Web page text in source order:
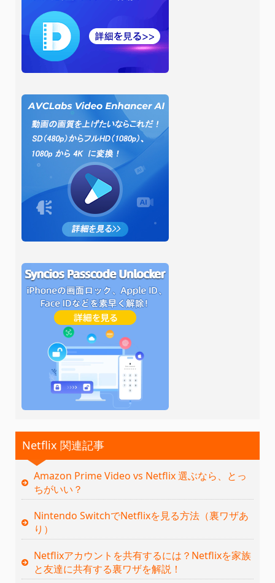
Netflix 関連記事
Amazon Prime Video vs Netflix 選ぶなら、とっ
ちがいい？
Nintendo SwitchでNetflixを見る方法（裏ワザあ
り）
Netflixアカウントを共有するには？Netflixを家族
と友達に共有する裏ワザを解説！